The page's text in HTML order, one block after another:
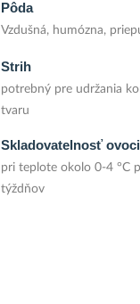
Pôda
Vzdušná, humózna,
Strih
potrebný pre udržania
tvaru
Skladovatelnosť
pri teplote okolo 0-4 °C
týždňov